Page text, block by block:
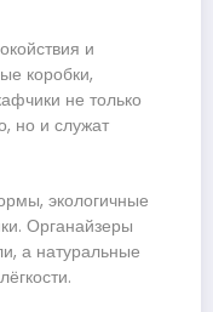
и
коробки,
не только
но и служат
экологичные
Органайзеры
а натуральные